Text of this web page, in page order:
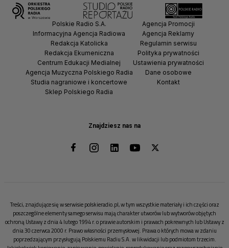
Znajdziesz nas na
Polskie Radio S.A.
Informacyjna Agencja Radiowa
Redakcja Katolicka
Redakcja Ekumeniczna
Centrum Edukacji Medialnej
Agencja Muzyczna Polskiego Radia
Studia nagraniowe i koncertowe
Sklep Polskiego Radia
Agencja Promocji
Agencja Reklamy
Regulamin serwisu
Polityka prywatności
Ustawienia prywatności
Dane osobowe
Kontakt
Treści, znajdujące się w serwisie polskieradio.pl, w tym wszystkie materiały i ich części oraz
poszczególne elementy samego serwisu mają charakter utworów lub wytworów objętych
ochroną Ustawy z dnia 4 lutego 1994 r. o prawie autorskim i prawach pokrewnych lub Ustawy z
dnia 30 czerwca 2000 r. Prawo własności przemysłowej. Prawa o których mowa w zdaniu
poprzedzającym przysługują Polskiemu Radiu S.A. w likwidacji lub podmiotom trzecim.